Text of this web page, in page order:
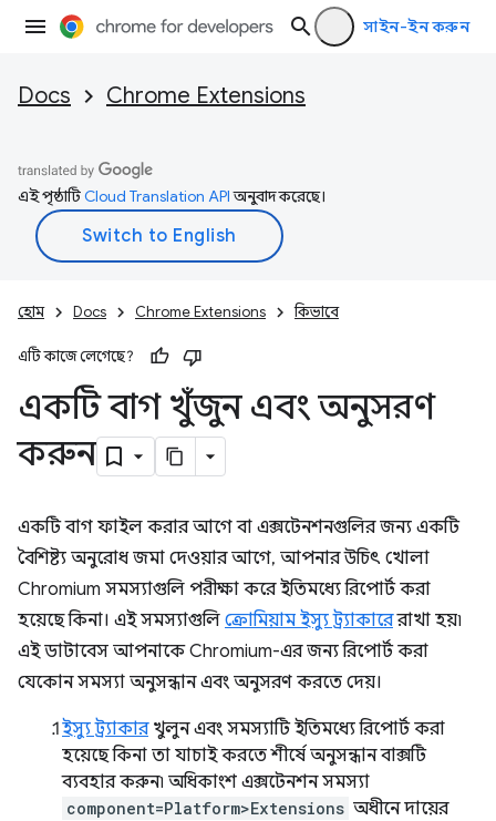
সাইন-ইন করুন
Docs Chrome Extensions
এই পৃষ্ঠাটিCloud Translation APIঅনুবাদ করেছে।
হোম Docs Chrome Extensions কিভাবে
এটি কাজে লেগেছে?
একটি বাগ খুঁজুন এবং অনুসরণ
করুন
একটি বাগ ফাইল করার আগে বা এক্সটেনশনগুলির জন্য একটি
বৈশিষ্ট্য অনুরোধ জমা দেওয়ার আগে, আপনার উচিৎ খোলা
Chromium সমস্যাগুলি পরীক্ষা করে ইতিমধ্যে রিপোর্ট করা
হয়েছে কিনা। এই সমস্যাগুলি ক্রোমিয়াম ইস্যু ট্র্যাকারেরাখা হয়৷
এই ডাটাবেস আপনাকে Chromium-এর জন্য রিপোর্ট করা
যেকোন সমস্যা অনুসন্ধান এবং অনুসরণ করতে দেয়।
ইস্যু ট্র্যাকারখুলুন এবং সমস্যাটি ইতিমধ্যে রিপোর্ট করা
হয়েছে কিনা তা যাচাই করতে শীর্ষে অনুসন্ধান বাক্সটি
ব্যবহার করুন৷ অধিকাংশ এক্সটেনশন সমস্যা
component=Platform>Extensions অধীনে দায়ের